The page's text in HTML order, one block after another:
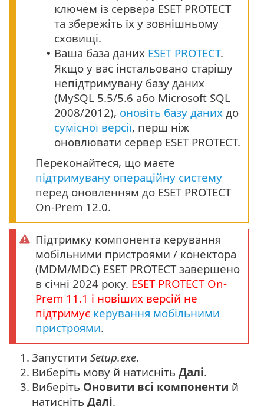
ключем із сервера ESET PROTECT
та збережіть їх у зовнішньому
сховищі.
• Ваша база даних ESET PROTECT.
Якщо у вас інстальовано старішу
непідтримувану базу даних
(MySQL 5.5/5.6 або Microsoft SQL
2008/2012), оновіть базу даних до
сумісної версії, перш ніж
оновлювати сервер ESET PROTECT.
Переконайтеся, що маєте
підтримувану операційну систему
перед оновленням до ESET PROTECT
On-Prem 12.0.
Підтримку компонента керування
мобільними пристроями / конектора
(MDM/MDC) ESET PROTECT завершено
в січні 2024 року. ESET PROTECT On-
Prem 11.1 і новіших версій не
підтримує керування мобільними
пристроями.
1. Запустити Setup.exe.
2. Виберіть мову й натисніть Далі.
3. Виберіть Оновити всі компоненти й
натисніть Далі.